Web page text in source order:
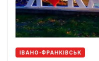
ІВАНО-ФРАНКІВСЬК